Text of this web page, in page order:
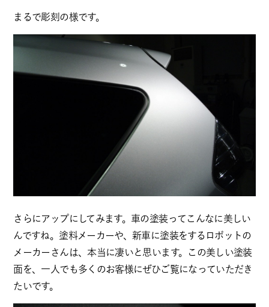
まるで彫刻の様です。
さらにアップにしてみます。車の塗装ってこんなに美しい
んですね。塗料メーカーや、新車に塗装をするロボットの
メーカーさんは、本当に凄いと思います。この美しい塗装
面を、一人でも多くのお客様にぜひご覧になっていただき
たいです。